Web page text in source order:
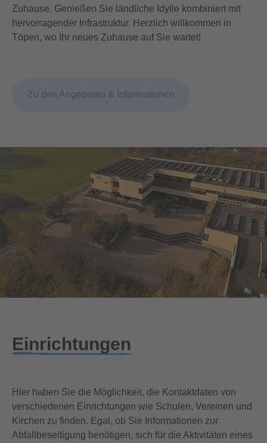
Zuhause. Genießen Sie ländliche Idylle kombiniert mit
hervorragender Infrastruktur. Herzlich willkommen in
Töpen, wo Ihr neues Zuhause auf Sie wartet!
Zu den Angeboten & Informationen
Einrichtungen
Hier haben Sie die Möglichkeit, die Kontaktdaten von
verschiedenen Einrichtungen wie Schulen, Vereinen und
Kirchen zu finden. Egal, ob Sie Informationen zur
Abfallbeseitigung benötigen, sich für die Aktivitäten eines